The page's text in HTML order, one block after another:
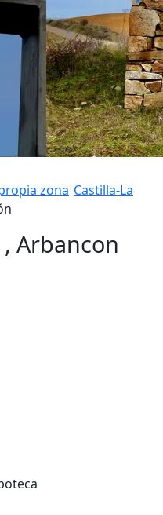
zona Castilla-La
Arbancon